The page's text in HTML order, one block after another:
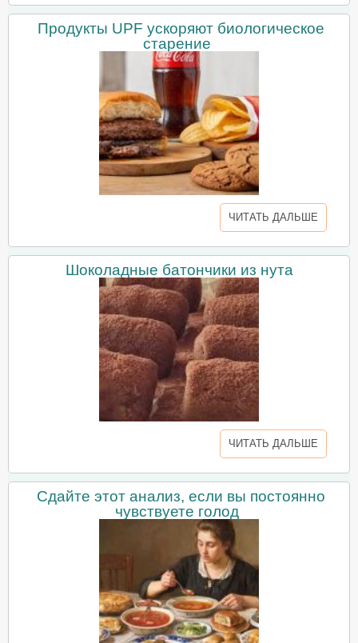
Продукты UPF ускоряют биологическое
старение
ЧИТАТЬ ДАЛЬШЕ
Шоколадные батончики из нута
ЧИТАТЬ ДАЛЬШЕ
Сдайте этот анализ, если вы постоянно
чувствуете голод